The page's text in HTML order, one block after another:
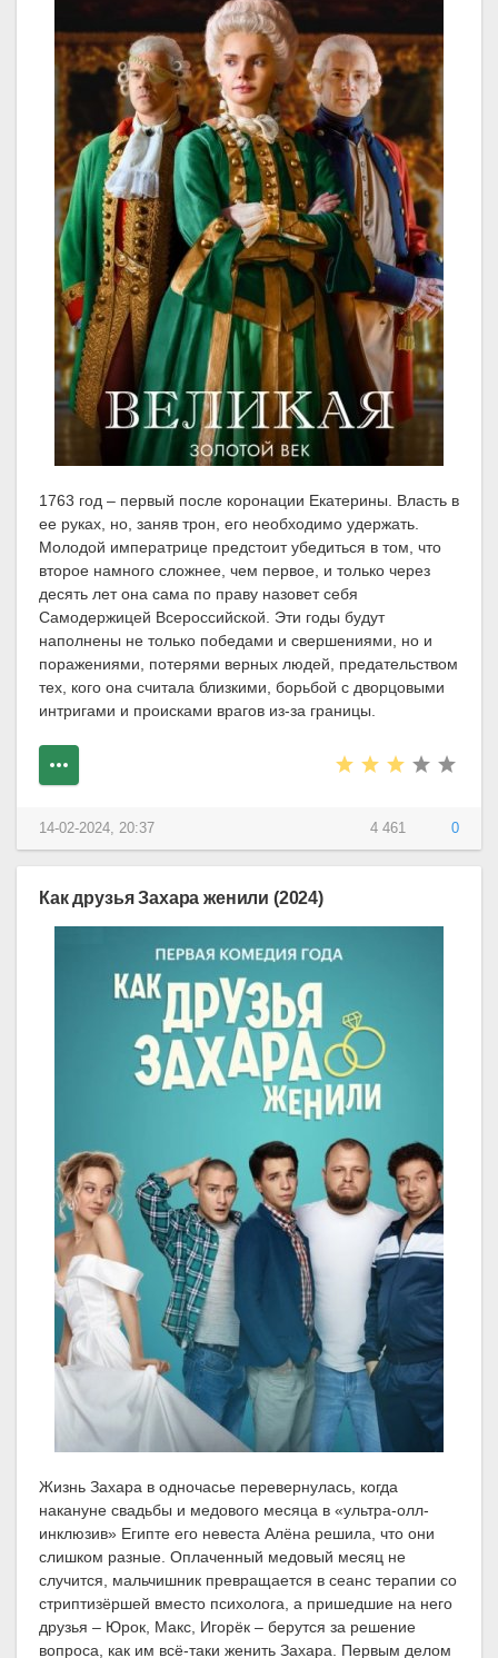
1763 год – первый после коронации Екатерины. Власть в
ее руках, но, заняв трон, его необходимо удержать.
Молодой императрице предстоит убедиться в том, что
второе намного сложнее, чем первое, и только через
десять лет она сама по праву назовет себя
Самодержицей Всероссийской. Эти годы будут
наполнены не только победами и свершениями, но и
поражениями, потерями верных людей, предательством
тех, кого она считала близкими, борьбой с дворцовыми
интригами и происками врагов из-за границы.
4 461 0
14-02-2024, 20:37
Как друзья Захара женили (2024)
Жизнь Захара в одночасье перевернулась, когда
накануне свадьбы и медового месяца в «ультра-олл-
инклюзив» Египте его невеста Алёна решила, что они
слишком разные. Оплаченный медовый месяц не
случится, мальчишник превращается в сеанс терапии со
стриптизёршей вместо психолога, а пришедшие на него
друзья – Юрок, Макс, Игорёк – берутся за решение
вопроса, как им всё-таки женить Захара. Первым делом